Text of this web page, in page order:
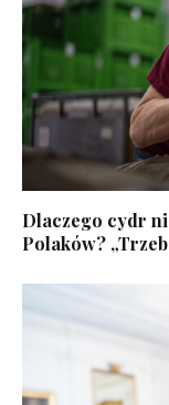
Dlaczego cydr
Polaków?